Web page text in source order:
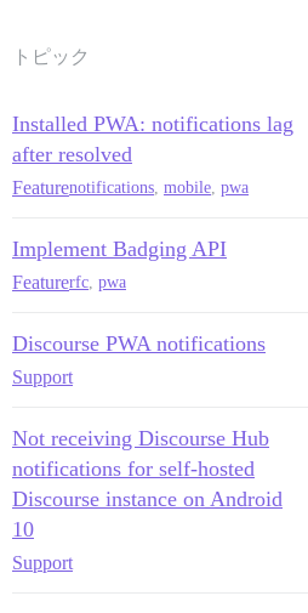
トピック
Installed PWA: notifications lag
after resolved
Featurenotifications, mobile, pwa
Implement Badging API
Featurerfc, pwa
Discourse PWA notifications
Support
Not receiving Discourse Hub
notifications for self-hosted
Discourse instance on Android
10
Support